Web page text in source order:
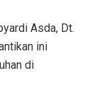
Asda, Dt.
ini
di